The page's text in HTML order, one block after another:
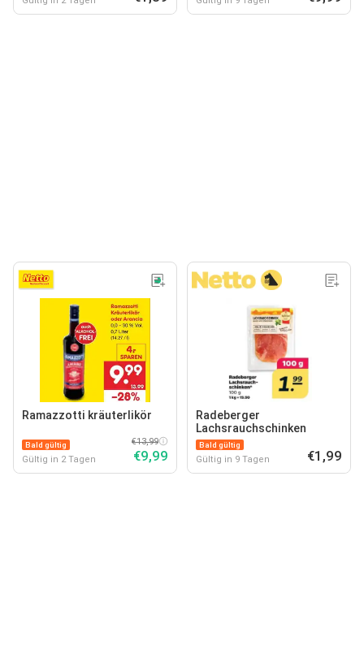
Ramazzotti kräuterlikör
Bald gültig
Gültig in 2 Tagen
€13,99
€9,99
Radeberger
Lachsrauchschinken
Bald gültig
Gültig in 9 Tagen €1,99